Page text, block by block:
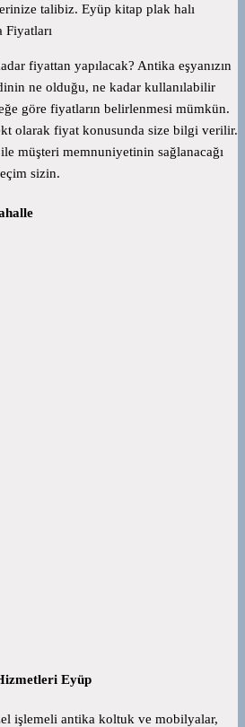
talibiz. Eyüp kitap plak halı
Fiyatları
fiyattan yapılacak? Antika eşyanızın
ne olduğu, ne kadar kullanılabilir
göre fiyatların belirlenmesi mümkün.
olarak fiyat konusunda size bilgi verilir.
müşteri memnuniyetinin sağlanacağı
sizin.
Eyüp
işlemeli antika koltuk ve mobilyalar,